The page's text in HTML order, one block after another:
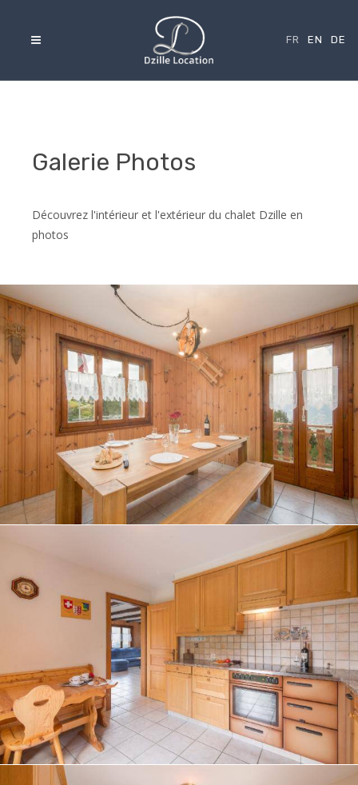
FR EN DE
Galerie Photos
Découvrez l'intérieur et l'extérieur du chalet Dzille en
photos